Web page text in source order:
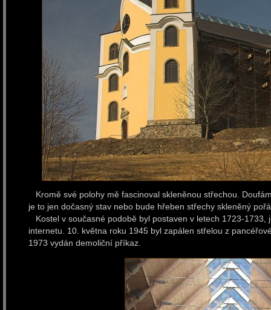
Kromě své polohy mě fascinoval skleněnou střechou.
je to jen dočasný stav nebo bude hřeben střechy skleněný
Kostel v současné podobě byl postaven v letech 1723-1733,
internetu. 10. května roku 1945 byl zapálen střelou z
1973 vydán demoliční příkaz.